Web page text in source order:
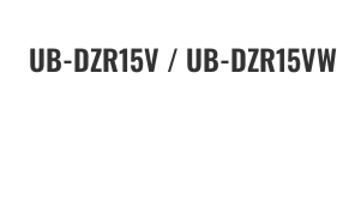
UB-DZR15V / UB-DZR15VW